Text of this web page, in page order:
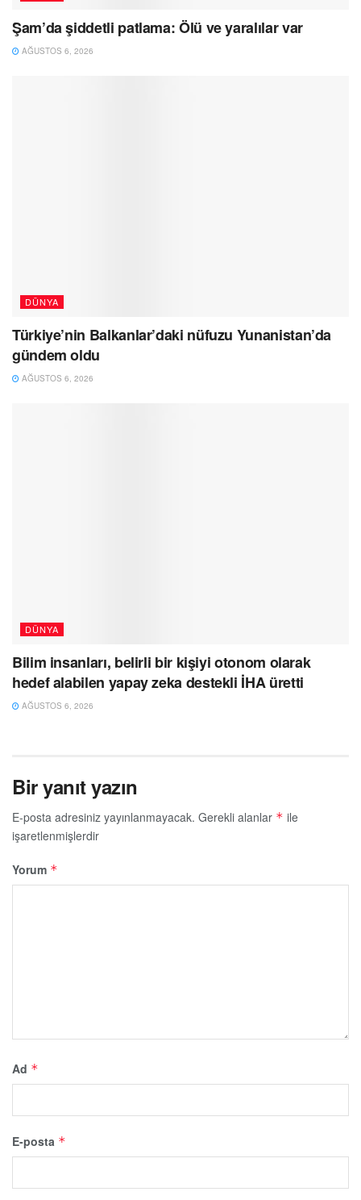
Şam’da şiddetli patlama: Ölü ve yaralılar var
AĞUSTOS 6, 2026
DÜNYA
Türkiye’nin Balkanlar’daki nüfuzu Yunanistan’da
gündem oldu
AĞUSTOS 6, 2026
DÜNYA
Bilim insanları, belirli bir kişiyi otonom olarak
hedef alabilen yapay zeka destekli İHA üretti
AĞUSTOS 6, 2026
Bir yanıt yazın
E-posta adresiniz yayınlanmayacak. Gerekli alanlar * ile
işaretlenmişlerdir
Yorum *
Ad *
E-posta *